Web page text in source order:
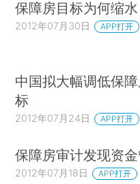
保障房目标为何缩水
2012年07月30日 APP打开
中国拟大幅调低保
标
2012年07月24日 APP打开
保障房审计发现资
2012年07月18日 APP打开